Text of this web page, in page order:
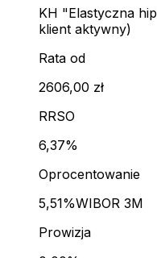
KH "Elastyczna
klient aktywny)
Rata od
2606,00 zł
RRSO
6,37%
Oprocentowanie
5,51%WIBOR 3M
Prowizja